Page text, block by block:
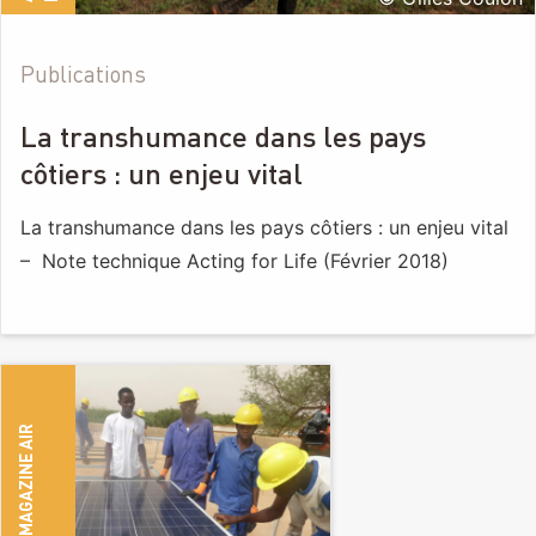
Publications
La transhumance dans les pays
côtiers : un enjeu vital
La transhumance dans les pays côtiers : un enjeu vital
– Note technique Acting for Life (Février 2018)